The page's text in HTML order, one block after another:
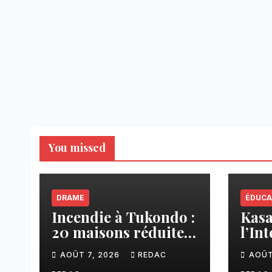
You missed
DRAME
Incendie à Tukondo :
20 maisons réduites
en cendres, plusieurs
familles sans abri
AOÛT 7, 2026 REDAC une